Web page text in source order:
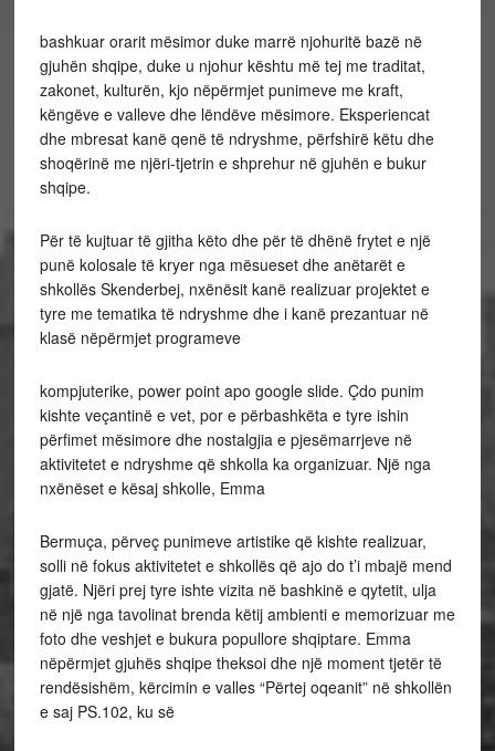
bashkuar orarit mësimor duke marrë njohuritë bazë në
gjuhën shqipe, duke u njohur kështu më tej me traditat,
zakonet, kulturën, kjo nëpërmjet punimeve me kraft,
këngëve e valleve dhe lëndëve mësimore. Eksperiencat
dhe mbresat kanë qenë të ndryshme, përfshirë këtu dhe
shoqërinë me njëri-tjetrin e shprehur në gjuhën e bukur
shqipe.
Për të kujtuar të gjitha këto dhe për të dhënë frytet e një
punë kolosale të kryer nga mësueset dhe anëtarët e
shkollës Skenderbej, nxënësit kanë realizuar projektet e
tyre me tematika të ndryshme dhe i kanë prezantuar në
klasë nëpërmjet programeve
kompjuterike, power point apo google slide. Çdo punim
kishte veçantinë e vet, por e përbashkëta e tyre ishin
përfimet mësimore dhe nostalgjia e pjesëmarrjeve në
aktivitetet e ndryshme që shkolla ka organizuar. Një nga
nxënëset e kësaj shkolle, Emma
Bermuça, përveç punimeve artistike që kishte realizuar,
solli në fokus aktivitetet e shkollës që ajo do t’i mbajë mend
gjatë. Njëri prej tyre ishte vizita në bashkinë e qytetit, ulja
në një nga tavolinat brenda këtij ambienti e memorizuar me
foto dhe veshjet e bukura popullore shqiptare. Emma
nëpërmjet gjuhës shqipe theksoi dhe një moment tjetër të
rendësishëm, kërcimin e valles “Përtej oqeanit” në shkollën
e saj PS.102, ku së